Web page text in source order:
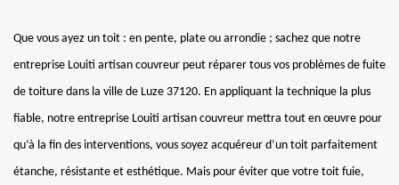
Que vous ayez un toit : en pente, plate ou arrondie ; sachez que notre
entreprise Louiti artisan couvreur peut réparer tous vos problèmes de fuite
de toiture dans la ville de Luze 37120. En appliquant la technique la plus
fiable, notre entreprise Louiti artisan couvreur mettra tout en œuvre pour
qu’à la fin des interventions, vous soyez acquéreur d’un toit parfaitement
étanche, résistante et esthétique. Mais pour éviter que votre toit fuie,